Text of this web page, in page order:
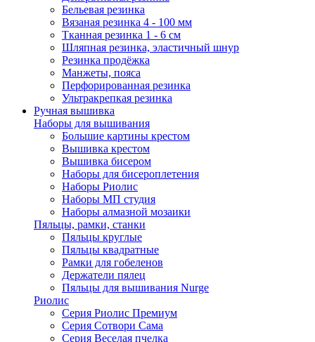
Бельевая резинка
Вязаная резинка 4 - 100 мм
Тканная резинка 1 - 6 см
Шляпная резинка, эластичный шнур
Резинка продёжка
Манжеты, пояса
Перфорированная резинка
Ультракрепкая резинка
Ручная вышивка
Наборы для вышивания
Большие картины крестом
Вышивка крестом
Вышивка бисером
Наборы для бисероплетения
Наборы Риолис
Наборы МП студия
Наборы алмазной мозаики
Пяльцы, рамки, станки
Пяльцы круглые
Пяльцы квадратные
Рамки для гобеленов
Держатели пялец
Пяльцы для вышивания Nurge
Риолис
Серия Риолис Премиум
Серия Сотвори Сама
Серия Веселая пчелка